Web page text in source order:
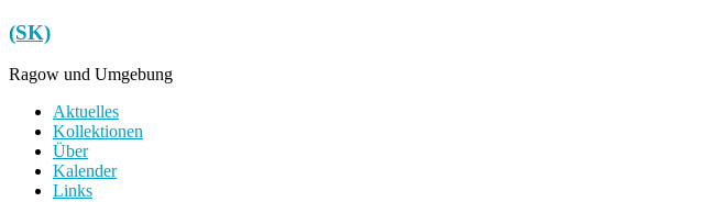
Zum
Inhalt
springen
(SK)
Ragow und Umgebung
Menü
Aktuelles
Kollektionen
Über
Kalender
Links